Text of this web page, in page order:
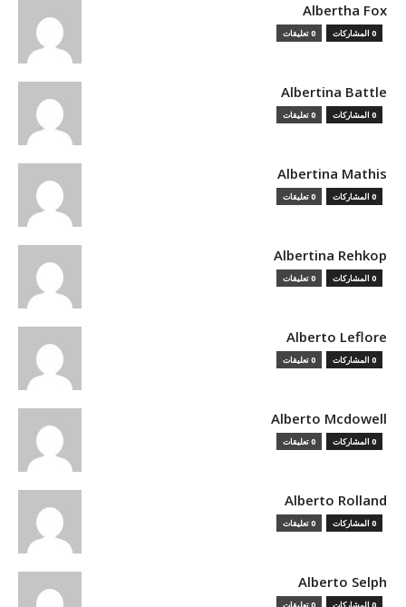
Albertha Fox
0 المشاركات 0 تعليقات
Albertina Battle
0 المشاركات 0 تعليقات
Albertina Mathis
0 المشاركات 0 تعليقات
Albertina Rehkop
0 المشاركات 0 تعليقات
Alberto Leflore
0 المشاركات 0 تعليقات
Alberto Mcdowell
0 المشاركات 0 تعليقات
Alberto Rolland
0 المشاركات 0 تعليقات
Alberto Selph